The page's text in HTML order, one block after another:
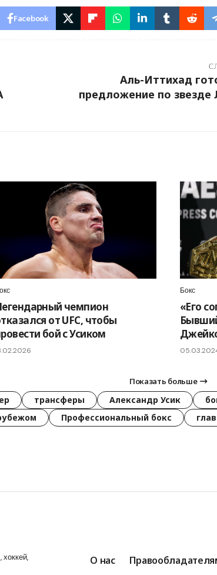
Facebook
Аль-Иттихад
предложение по звезде
чемпион
от UFC, чтобы
бой с Усиком
Бокс
«Его
Показать больше
трансферы Александр Усик
Профессиональный бокс
О нас